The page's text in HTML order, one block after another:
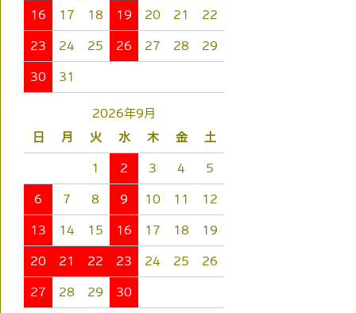
16 17 18 19 20 21 22
23 24 25 26 27 28 29
30 31
2026年9月
日
月 火 水 木 金 土
1 2 3 4 5
6 7 8 9 10 11 12
13 14 15 16 17 18 19
20 21 22 23 24 25 26
27 28 29 30